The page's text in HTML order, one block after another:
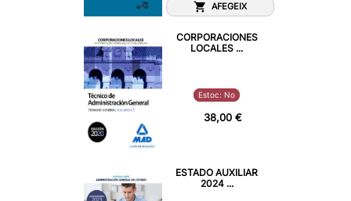
AFEGEIX
CORPORACIONES
LOCALES ...
Estoc: No
38,00 €
ESTADO AUXILIAR
2024 ...